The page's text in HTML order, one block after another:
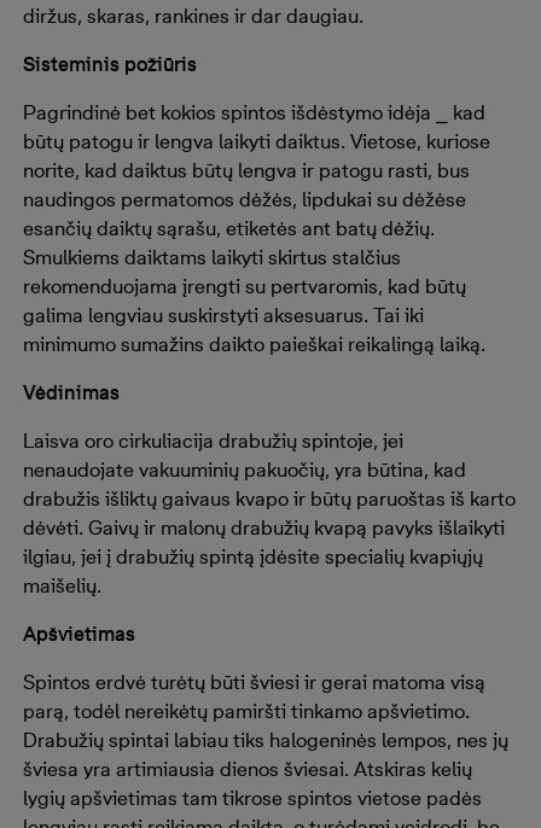
diržus, skaras, rankines ir dar daugiau.
Sisteminis požiūris
Pagrindinė bet kokios spintos išdėstymo idėja ⎯ kad
būtų patogu ir lengva laikyti daiktus. Vietose, kuriose
norite, kad daiktus būtų lengva ir patogu rasti, bus
naudingos permatomos dėžės, lipdukai su dėžėse
esančių daiktų sąrašu, etiketės ant batų dėžių.
Smulkiems daiktams laikyti skirtus stalčius
rekomenduojama įrengti su pertvaromis, kad būtų
galima lengviau suskirstyti aksesuarus. Tai iki
minimumo sumažins daikto paieškai reikalingą laiką.
Vėdinimas
Laisva oro cirkuliacija drabužių spintoje, jei
nenaudojate vakuuminių pakuočių, yra būtina, kad
drabužis išliktų gaivaus kvapo ir būtų paruoštas iš karto
dėvėti. Gaivų ir malonų drabužių kvapą pavyks išlaikyti
ilgiau, jei į drabužių spintą įdėsite specialių kvapiųjų
maišelių.
Apšvietimas
Spintos erdvė turėtų būti šviesi ir gerai matoma visą
parą, todėl nereikėtų pamiršti tinkamo apšvietimo.
Drabužių spintai labiau tiks halogeninės lempos, nes jų
šviesa yra artimiausia dienos šviesai. Atskiras kelių
lygių apšvietimas tam tikrose spintos vietose padės